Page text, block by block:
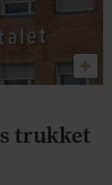
trukket